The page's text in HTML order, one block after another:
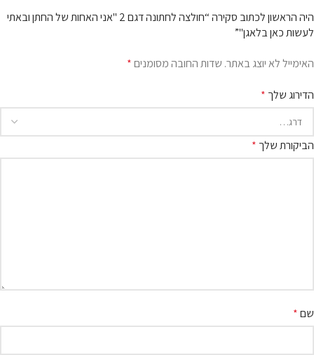
היה הראשון לכתוב סקירה “חולצה לחתונה דגם 2 "אני האחות של החתן ובאתי
לעשות כאן בלאגן"”
האימייל לא יוצג באתר. שדות החובה מסומנים*
הדירוג שלך *
הביקורת שלך *
שם*